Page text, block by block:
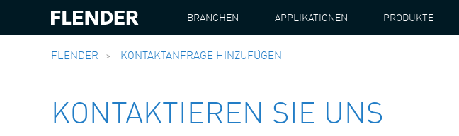
BRANCHEN APPLIKATIONEN PRODUKTE
FLENDER KONTAKTANFRAGE HINZUFÜGEN
KONTAKTIEREN SIE UNS